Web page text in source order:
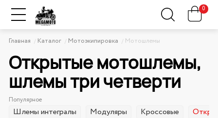
0
Главная Каталог Мотоэкипировка Мотошлемы
Открытые мотошлемы,
шлемы три четверти
Популярное
Шлемы интегралы Модуляры Кроссовые